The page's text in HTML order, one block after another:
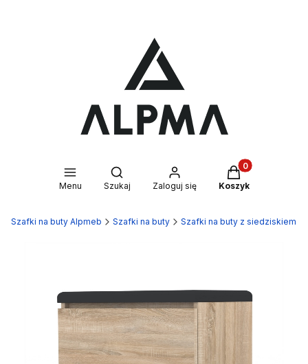
Menu
Otwórz wyszukiwarkę
Szukaj Zaloguj się
Produkty w
Koszyk
Szafki na buty Alpmeb Szafki na buty Szafki na buty z siedziskiem